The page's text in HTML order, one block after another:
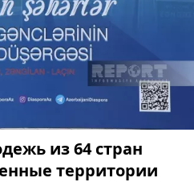
из 64 стран
территории